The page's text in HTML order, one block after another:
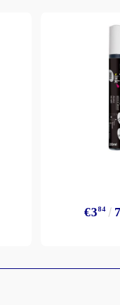
и
€384 7